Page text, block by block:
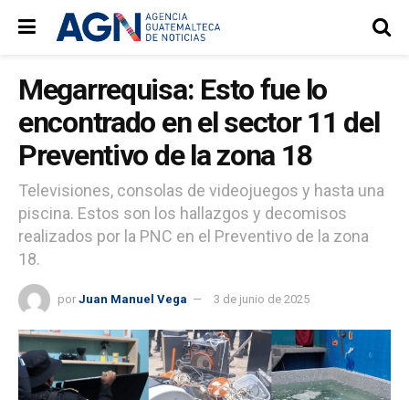
Megarrequisa: Esto fue lo
encontrado en el sector 11 del
Preventivo de la zona 18
Televisiones, consolas de videojuegos y hasta una
piscina. Estos son los hallazgos y decomisos
realizados por la PNC en el Preventivo de la zona
18.
por Juan Manuel Vega 3 de junio de 2025